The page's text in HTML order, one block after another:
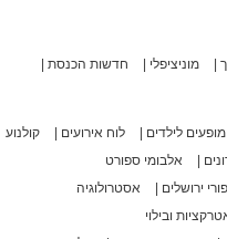
מוניציפלי
חדשות הכנסת
מופעים לילדים לוח אירועים קולנוע
אלבומי ספורט
ירושלים אסטרולוגיה
ובילוי